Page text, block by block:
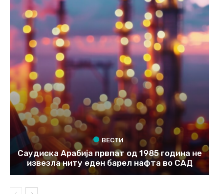
ВЕСТИ
Саудиска Арабија првпат од 1985 година не
извезла ниту еден барел нафта во САД